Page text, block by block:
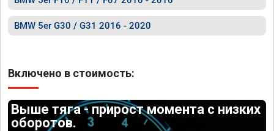
BMW 5er G30 / G31 2016 - 2020
Включено в стоимость:
Выше тяга - прирост момента с низких
оборотов.